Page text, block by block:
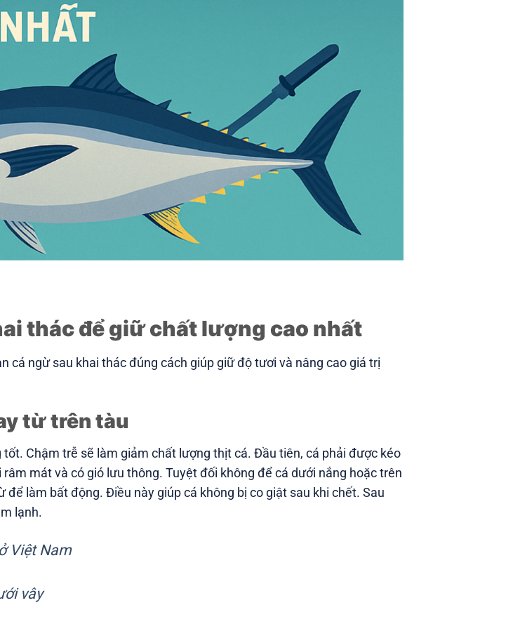
thác để giữ chất lượng cao nhất
cá ngừ sau khai thác đúng cách giúp giữ độ tươi và nâng cao giá trị
từ trên tàu
Chậm trễ sẽ làm giảm chất lượng thịt cá. Đầu tiên, cá phải được kéo
mát và có gió lưu thông. Tuyệt đối không để cá dưới nắng hoặc trên
làm bất động. Điều này giúp cá không bị co giật sau khi chết. Sau
lạnh.
Việt Nam
vây